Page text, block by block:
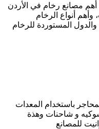
مصانع رخام في الأردن
وأهم أنواع الرخام
المستوردة للرخام
باستخدام المعدات
و شاحنات وهذة
للمصانع